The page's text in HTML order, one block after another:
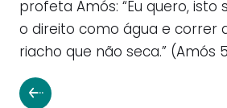
profeta Amós: “Eu quero, isto
o direito como água e correr
riacho que não seca.” (Amós